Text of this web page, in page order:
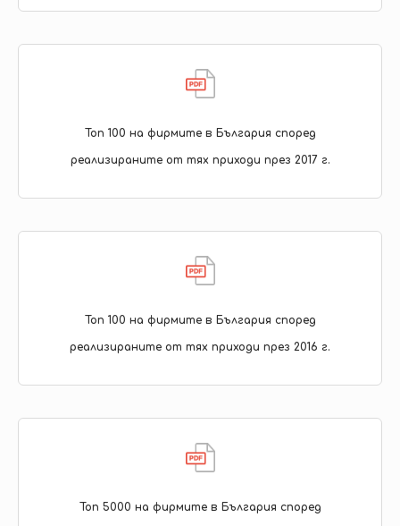
Топ 100 на фирмите в България според
реализираните от тях приходи през 2017 г.
Топ 100 на фирмите в България според
реализираните от тях приходи през 2016 г.
Топ 5000 на фирмите в България според